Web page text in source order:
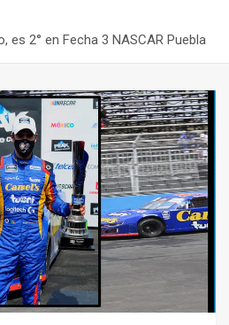
es 2° en Fecha 3 NASCAR Puebla